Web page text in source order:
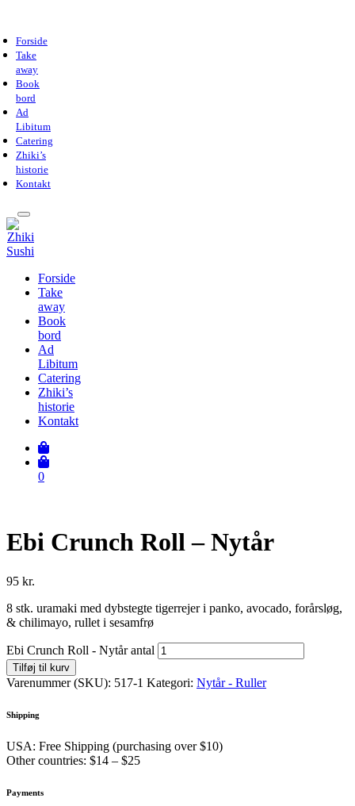
Forside
Take
away
Book
bord
Ad
Libitum
Catering
Zhiki’s
historie
Kontakt
Forside
Take
away
Book
bord
Ad
Libitum
Catering
Zhiki’s
historie
Kontakt
0
Ebi Crunch Roll – Nytår
95 kr.
8 stk. uramaki med dybstegte tigerrejer i panko, avocado, forårsløg,
& chilimayo, rullet i sesamfrø
Ebi Crunch Roll - Nytår antal
Tilføj til kurv
Varenummer (SKU): 517-1 Kategori: Nytår - Ruller
Shipping
USA: Free Shipping (purchasing over $10)
Other countries: $14 – $25
Payments